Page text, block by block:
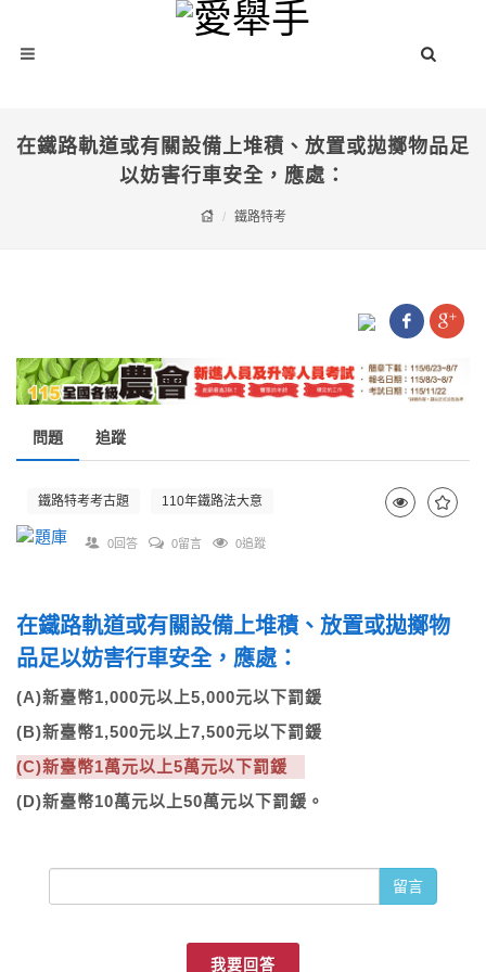
在鐵路軌道或有關設備上堆積、放置或拋擲物品足
以妨害行車安全，應處：
鐵路特考
問題 追蹤
鐵路特考考古題 110年鐵路法大意
0回答 0留言 0追蹤
在鐵路軌道或有關設備上堆積、放置或拋擲物
品足以妨害行車安全，應處：
(A)新臺幣1,000元以上5,000元以下罰鍰
(B)新臺幣1,500元以上7,500元以下罰鍰
(C)新臺幣1萬元以上5萬元以下罰鍰
(D)新臺幣10萬元以上50萬元以下罰鍰。
留言
我要回答